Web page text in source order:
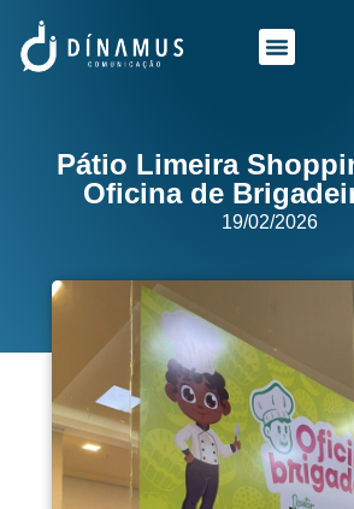
Pátio Limeira
Oficina de
19/02/2026